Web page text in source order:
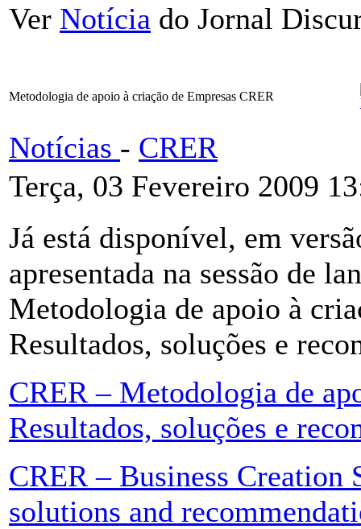
Ver Notícia do Jornal
Metodologia de apoio à criação de Empresas CRER
Notícias - CRER
Terça, 03 Fevereiro 2009
Já está disponível, em
apresentada na sessão de
Metodologia de apoio à
Resultados, soluções e
CRER – Metodologia de
Resultados, soluções e
CRER – Business
solutions and